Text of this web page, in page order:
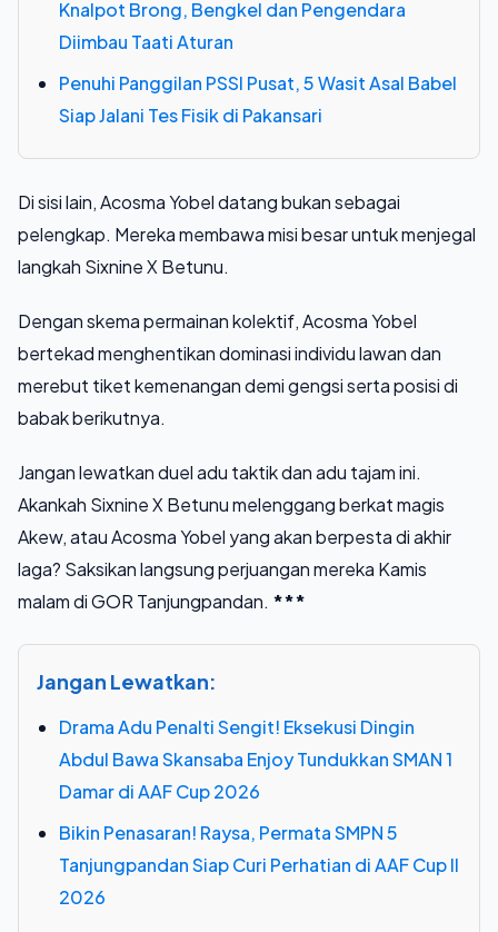
Knalpot Brong, Bengkel dan Pengendara
Diimbau Taati Aturan
Penuhi Panggilan PSSI Pusat, 5 Wasit Asal Babel
Siap Jalani Tes Fisik di Pakansari
Di sisi lain, Acosma Yobel datang bukan sebagai
pelengkap. Mereka membawa misi besar untuk menjegal
langkah Sixnine X Betunu.
Dengan skema permainan kolektif, Acosma Yobel
bertekad menghentikan dominasi individu lawan dan
merebut tiket kemenangan demi gengsi serta posisi di
babak berikutnya.
Jangan lewatkan duel adu taktik dan adu tajam ini.
Akankah Sixnine X Betunu melenggang berkat magis
Akew, atau Acosma Yobel yang akan berpesta di akhir
laga? Saksikan langsung perjuangan mereka Kamis
malam di GOR Tanjungpandan. ***
Jangan Lewatkan:
Drama Adu Penalti Sengit! Eksekusi Dingin
Abdul Bawa Skansaba Enjoy Tundukkan SMAN 1
Damar di AAF Cup 2026
Bikin Penasaran! Raysa, Permata SMPN 5
Tanjungpandan Siap Curi Perhatian di AAF Cup II
2026